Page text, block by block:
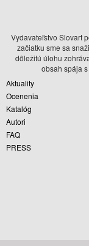
Vydavateľstvo Slovart
začiatku sme sa
dôležitú úlohu
obsah spája
Aktuality
Ocenenia
Katalóg
Autori
FAQ
PRESS